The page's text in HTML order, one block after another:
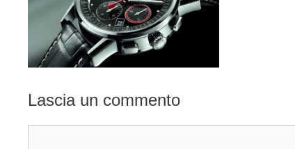
Lascia un commento